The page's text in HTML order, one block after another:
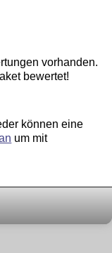
vorhanden.
bewertet!
können eine
um mit